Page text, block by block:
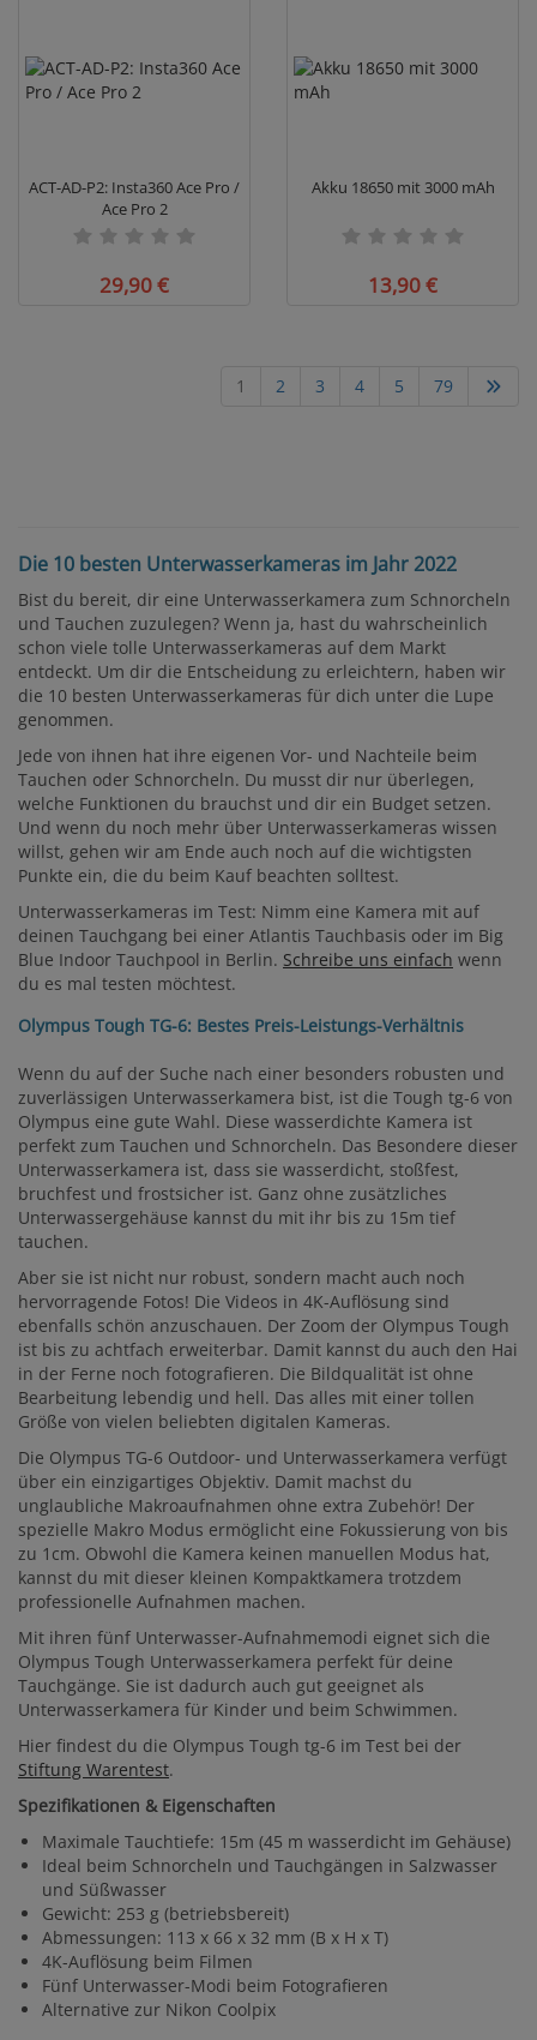
ACT-AD-P2: Insta360 Ace Pro /
Ace Pro 2
29,90 €
Akku 18650 mit 3000 mAh
13,90 €
1 2 3 4 5 79
Die 10 besten Unterwasserkameras im Jahr 2022
Bist du bereit, dir eine Unterwasserkamera zum Schnorcheln
und Tauchen zuzulegen? Wenn ja, hast du wahrscheinlich
schon viele tolle Unterwasserkameras auf dem Markt
entdeckt. Um dir die Entscheidung zu erleichtern, haben wir
die 10 besten Unterwasserkameras für dich unter die Lupe
genommen.
Jede von ihnen hat ihre eigenen Vor- und Nachteile beim
Tauchen oder Schnorcheln. Du musst dir nur überlegen,
welche Funktionen du brauchst und dir ein Budget setzen.
Und wenn du noch mehr über Unterwasserkameras wissen
willst, gehen wir am Ende auch noch auf die wichtigsten
Punkte ein, die du beim Kauf beachten solltest.
Unterwasserkameras im Test: Nimm eine Kamera mit auf
deinen Tauchgang bei einer Atlantis Tauchbasis oder im Big
Blue Indoor Tauchpool in Berlin. Schreibe uns einfach wenn
du es mal testen möchtest.
Olympus Tough TG-6: Bestes Preis-Leistungs-Verhältnis
Wenn du auf der Suche nach einer besonders robusten und
zuverlässigen Unterwasserkamera bist, ist die Tough tg-6 von
Olympus eine gute Wahl. Diese wasserdichte Kamera ist
perfekt zum Tauchen und Schnorcheln. Das Besondere dieser
Unterwasserkamera ist, dass sie wasserdicht, stoßfest,
bruchfest und frostsicher ist. Ganz ohne zusätzliches
Unterwassergehäuse kannst du mit ihr bis zu 15m tief
tauchen.
Aber sie ist nicht nur robust, sondern macht auch noch
hervorragende Fotos! Die Videos in 4K-Auflösung sind
ebenfalls schön anzuschauen. Der Zoom der Olympus Tough
ist bis zu achtfach erweiterbar. Damit kannst du auch den Hai
in der Ferne noch fotografieren. Die Bildqualität ist ohne
Bearbeitung lebendig und hell. Das alles mit einer tollen
Größe von vielen beliebten digitalen Kameras.
Die Olympus TG-6 Outdoor- und Unterwasserkamera verfügt
über ein einzigartiges Objektiv. Damit machst du
unglaubliche Makroaufnahmen ohne extra Zubehör! Der
spezielle Makro Modus ermöglicht eine Fokussierung von bis
zu 1cm. Obwohl die Kamera keinen manuellen Modus hat,
kannst du mit dieser kleinen Kompaktkamera trotzdem
professionelle Aufnahmen machen.
Mit ihren fünf Unterwasser-Aufnahmemodi eignet sich die
Olympus Tough Unterwasserkamera perfekt für deine
Tauchgänge. Sie ist dadurch auch gut geeignet als
Unterwasserkamera für Kinder und beim Schwimmen.
Hier findest du die Olympus Tough tg-6 im Test bei der
Stiftung Warentest.
Spezifikationen & Eigenschaften
Maximale Tauchtiefe: 15m (45 m wasserdicht im Gehäuse)
Ideal beim Schnorcheln und Tauchgängen in Salzwasser
und Süßwasser
Gewicht: 253 g (betriebsbereit)
Abmessungen: 113 x 66 x 32 mm (B x H x T)
4K-Auflösung beim Filmen
Fünf Unterwasser-Modi beim Fotografieren
Alternative zur Nikon Coolpix